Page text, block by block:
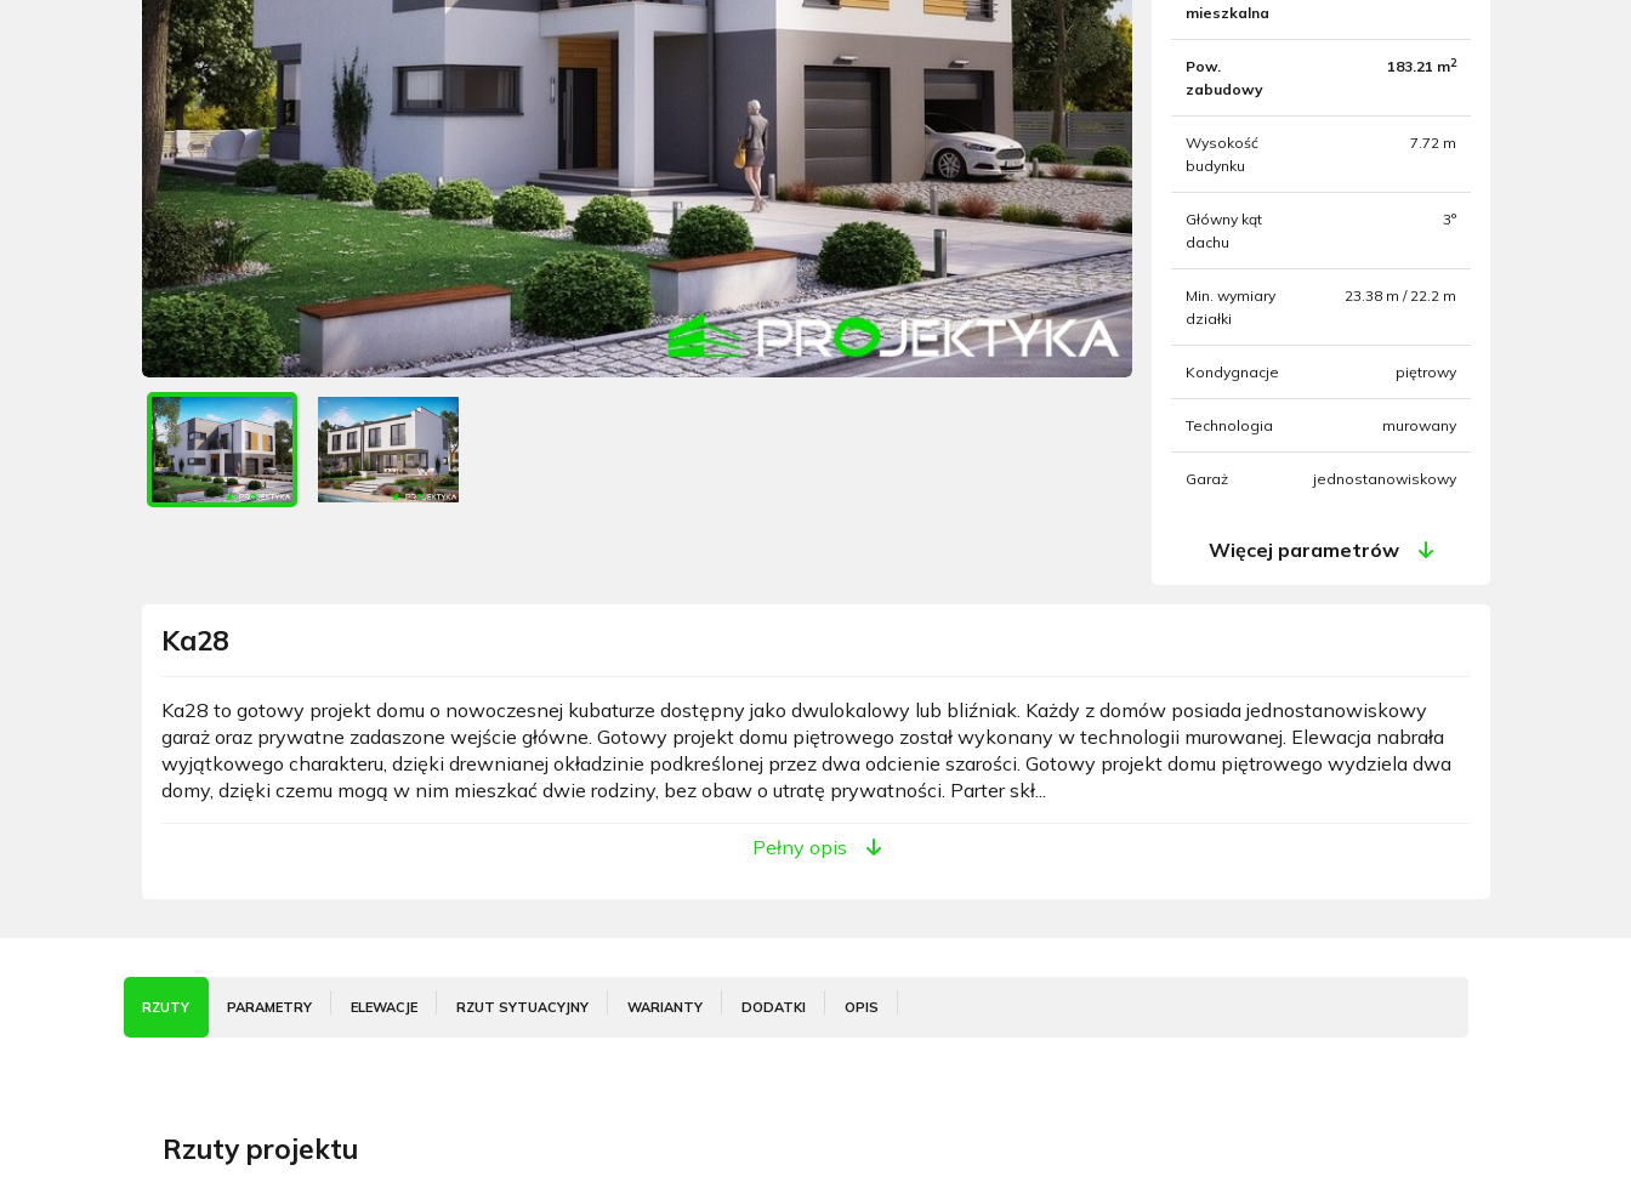
Ka28
Ka28 to gotowy projekt domu o nowoczesnej kubaturze dostępny jako dwulokalowy lub bliźniak. Każdy z domów posiada jednostanowiskowy
garaż oraz prywatne zadaszone wejście główne. Gotowy projekt domu piętrowego został wykonany w technologii murowanej. Elewacja nabrała
wyjątkowego charakteru, dzięki drewnianej okładzinie podkreślonej przez dwa odcienie szarości. Gotowy projekt domu piętrowego wydziela dwa
domy, dzięki czemu mogą w nim mieszkać dwie rodziny, bez obaw o utratę prywatności. Parter skł...
Pełny opis
mieszkalna
Pow.
zabudowy
183.21 m2
Wysokość
budynku
7.72 m
Główny kąt
dachu
3°
Min. wymiary
działki
23.38 m / 22.2 m
Kondygnacje piętrowy
Technologia murowany
Garaż jednostanowiskowy
Więcej parametrów
RZUTY PARAMETRY ELEWACJE RZUT SYTUACYJNY WARIANTY DODATKI OPIS
Rzuty projektu